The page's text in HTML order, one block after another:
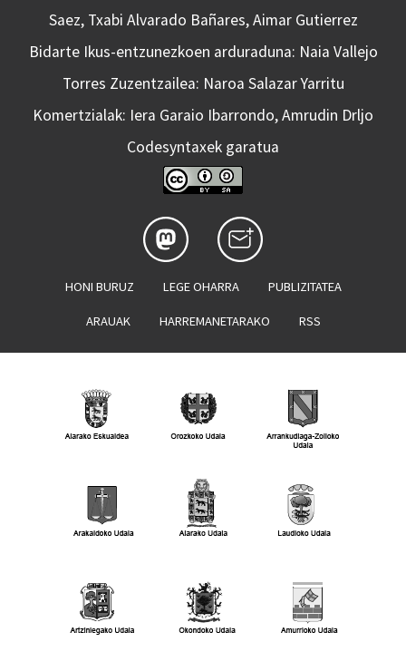
Saez, Txabi Alvarado Bañares, Aimar Gutierrez
Bidarte Ikus-entzunezkoen arduraduna: Naia Vallejo
Torres Zuzentzailea: Naroa Salazar Yarritu
Komertzialak: Iera Garaio Ibarrondo, Amrudin Drljo
Codesyntaxek garatua
HONI BURUZ LEGE OHARRA PUBLIZITATEA
ARAUAK HARREMANETARAKO RSS